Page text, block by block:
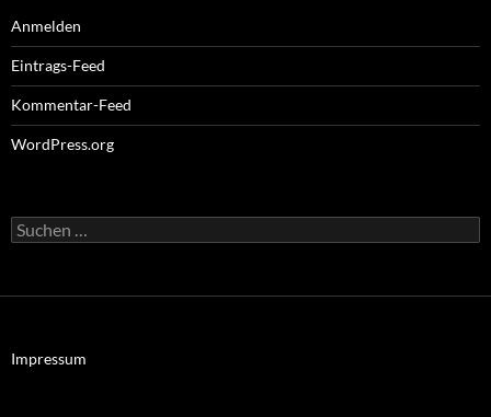
Anmelden
Eintrags-Feed
Kommentar-Feed
WordPress.org
Suchen
nach:
Impressum